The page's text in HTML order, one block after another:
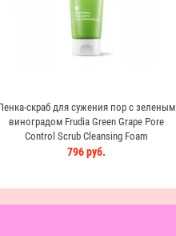
скраб для сужения пор с зеленым
виноградом Frudia Green Grape Pore
Control Scrub Cleansing Foam
796 руб.